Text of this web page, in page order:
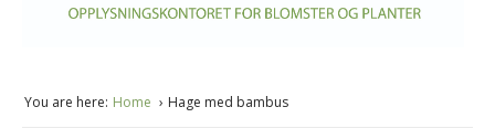
You are here: Home Hage med bambus